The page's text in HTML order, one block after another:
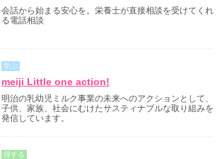
会話から始まる安心を。栄養士が直接相談を受けてくれ
る電話相談
学ぶ
meiji Little one action!
明治の乳幼児ミルク事業の未来へのアクションとして、
子供、家族、社会にむけたサスティナブルな取り組みを
発信しています。
得する